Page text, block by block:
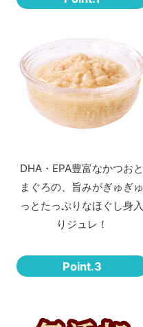
DHA・EPA豊富なかつおと
まぐろの、旨みがぎゅぎゅ
っとたっぷりなほぐし身入
りジュレ！
Point.3